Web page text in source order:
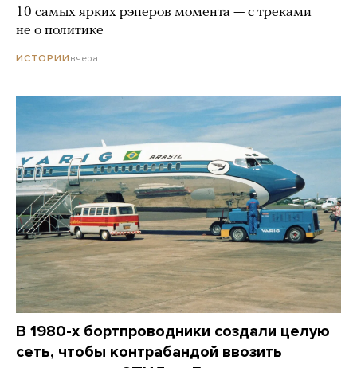
10 самых ярких рэперов момента — с треками
не о политике
ИСТОРИИ вчера
В 1980-х бортпроводники создали целую
сеть, чтобы контрабандой ввозить